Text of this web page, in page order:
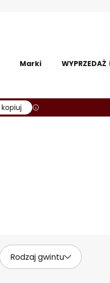
Marki WYPRZEDAŻ
kopiuj
Rodzaj gwintu